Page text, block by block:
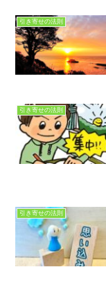
引き寄せの法則
引き寄せの法則
引き寄せの法則